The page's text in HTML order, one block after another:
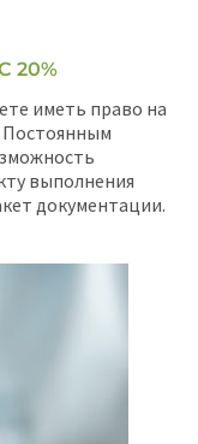
20%
иметь право на
выполнения
документации.